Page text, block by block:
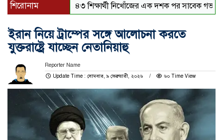
শিরোনাম ৪৩ শিক্ষার্থী নিখোঁজের এক দশক পর সাবেক গভর্নর
ইরান নিয়ে ট্রাম্পের সঙ্গে আলোচনা করতে
যুক্তরাষ্ট্রে যাচ্ছেন নেতানিয়াহু
Reporter Name
Update Time : সোমবার, ৯ ফেব্রুয়ারী, ২০২৬
৬০ Time View